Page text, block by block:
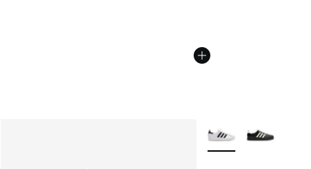
Weitere Farben